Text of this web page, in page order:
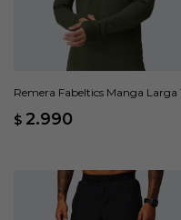
Remera Fabeltics Manga Larga
$ 2.990